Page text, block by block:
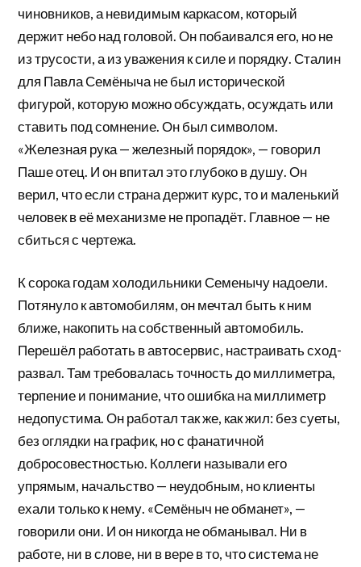
чиновников, а невидимым каркасом, который
держит небо над головой. Он побаивался его, но не
из трусости, а из уважения к силе и порядку. Сталин
для Павла Семёныча не был исторической
фигурой, которую можно обсуждать, осуждать или
ставить под сомнение. Он был символом.
«Железная рука — железный порядок», — говорил
Паше отец. И он впитал это глубоко в душу. Он
верил, что если страна держит курс, то и маленький
человек в её механизме не пропадёт. Главное — не
сбиться с чертежа.
К сорока годам холодильники Семенычу надоели.
Потянуло к автомобилям, он мечтал быть к ним
ближе, накопить на собственный автомобиль.
Перешёл работать в автосервис, настраивать сход-
развал. Там требовалась точность до миллиметра,
терпение и понимание, что ошибка на миллиметр
недопустима. Он работал так же, как жил: без суеты,
без оглядки на график, но с фанатичной
добросовестностью. Коллеги называли его
упрямым, начальство — неудобным, но клиенты
ехали только к нему. «Семёныч не обманет», —
говорили они. И он никогда не обманывал. Ни в
работе, ни в слове, ни в вере в то, что система не